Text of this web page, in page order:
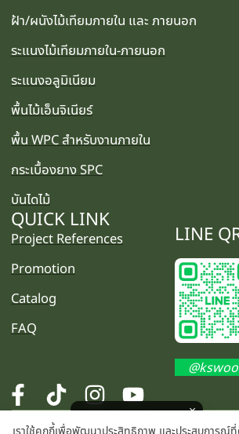
ฝ้า/ผนังไม้เทียมภายใน และ ภายนอก
ระแนงไม้เทียมภายใน-ภายนอก
ระแนงอลูมิเนียม
พื้นไม้เอ็นจิเนียร์
พื้น WPC สำหรับงานภายใน
กระเบื้องยาง SPC
บันไดไม้
QUICK LINK
Project References
Promotion
Catalog
FAQ
LINE
เราใช้คุกกี้เพื่อพัฒนาประสิทธิภาพ และประสบการณ์ที่